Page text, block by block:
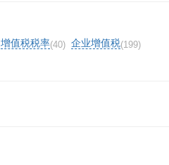
增值税税率(40) 企业增值税(199)